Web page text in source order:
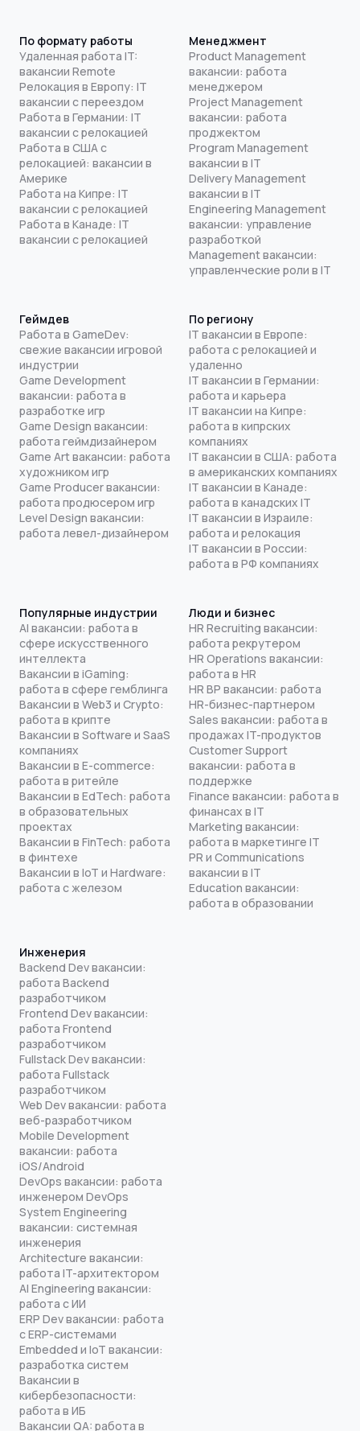
По формату работы
Удаленная работа IT:
вакансии Remote
Релокация в Европу: IT
вакансии с переездом
Работа в Германии: IT
вакансии с релокацией
Работа в США с
релокацией: вакансии в
Америке
Работа на Кипре: IT
вакансии с релокацией
Работа в Канаде: IT
вакансии с релокацией
Менеджмент
Product Management
вакансии: работа
менеджером
Project Management
вакансии: работа
проджектом
Program Management
вакансии в IT
Delivery Management
вакансии в IT
Engineering Management
вакансии: управление
разработкой
Management вакансии:
управленческие роли в IT
Геймдев
Работа в GameDev:
свежие вакансии игровой
индустрии
Game Development
вакансии: работа в
разработке игр
Game Design вакансии:
работа геймдизайнером
Game Art вакансии: работа
художником игр
Game Producer вакансии:
работа продюсером игр
Level Design вакансии:
работа левел-дизайнером
По региону
IT вакансии в Европе:
работа с релокацией и
удаленно
IT вакансии в Германии:
работа и карьера
IT вакансии на Кипре:
работа в кипрских
компаниях
IT вакансии в США: работа
в американских компаниях
IT вакансии в Канаде:
работа в канадских IT
IT вакансии в Израиле:
работа и релокация
IT вакансии в России:
работа в РФ компаниях
Популярные индустрии
AI вакансии: работа в
сфере искусственного
интеллекта
Вакансии в iGaming:
работа в сфере гемблинга
Вакансии в Web3 и Crypto:
работа в крипте
Вакансии в Software и SaaS
компаниях
Вакансии в E-commerce:
работа в ритейле
Вакансии в EdTech: работа
в образовательных
проектах
Вакансии в FinTech: работа
в финтехе
Вакансии в IoT и Hardware:
работа с железом
Люди и бизнес
HR Recruiting вакансии:
работа рекрутером
HR Operations вакансии:
работа в HR
HR BP вакансии: работа
HR-бизнес-партнером
Sales вакансии: работа в
продажах IT-продуктов
Customer Support
вакансии: работа в
поддержке
Finance вакансии: работа в
финансах в IT
Marketing вакансии:
работа в маркетинге IT
PR и Communications
вакансии в IT
Education вакансии:
работа в образовании
Инженерия
Backend Dev вакансии:
работа Backend
разработчиком
Frontend Dev вакансии:
работа Frontend
разработчиком
Fullstack Dev вакансии:
работа Fullstack
разработчиком
Web Dev вакансии: работа
веб-разработчиком
Mobile Development
вакансии: работа
iOS/Android
DevOps вакансии: работа
инженером DevOps
System Engineering
вакансии: системная
инженерия
Architecture вакансии:
работа IT-архитектором
AI Engineering вакансии:
работа с ИИ
ERP Dev вакансии: работа
с ERP-системами
Embedded и IoT вакансии:
разработка систем
Вакансии в
кибербезопасности:
работа в ИБ
Вакансии QA: работа в